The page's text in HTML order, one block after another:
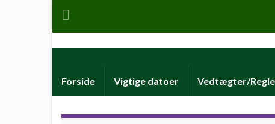
Forside Vigtige datoer Vedtægter/